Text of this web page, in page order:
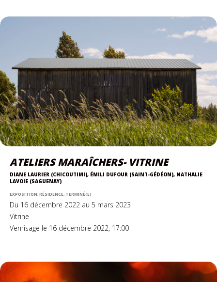
ATELIERS MARAÎCHERS- VITRINE
DIANE LAURIER (CHICOUTIMI), ÉMILI DUFOUR (SAINT-GÉDÉON), NATHALIE
LAVOIE (SAGUENAY)
EXPOSITION, RÉSIDENCE, TERMINÉ(E)
Du 16 décembre 2022 au 5 mars 2023
Vitrine
Vernisage le 16 décembre 2022, 17:00